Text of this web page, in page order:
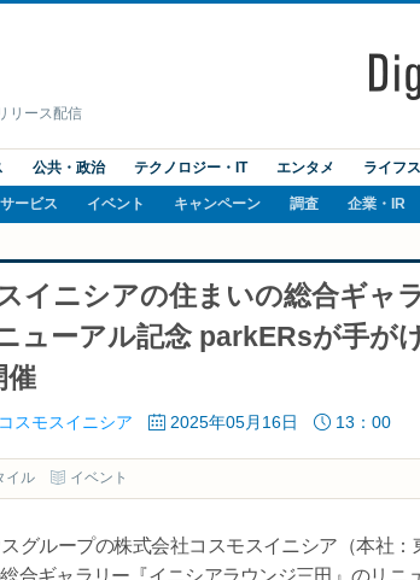
リース配信
公共・政治 テクノロジー・IT エンタメ ライフ
ービス イベント キャンペーン 調査 企業・IR
イニシアの住まいの総合ギャ
ューアル記念 parkERsが手が
催
スモスイニシア 2025年05月16日 13：00
イル イベント
グループの株式会社コスモスイニシア（本社
合ギャラリー『イニシアラウンジ三田』のリニ